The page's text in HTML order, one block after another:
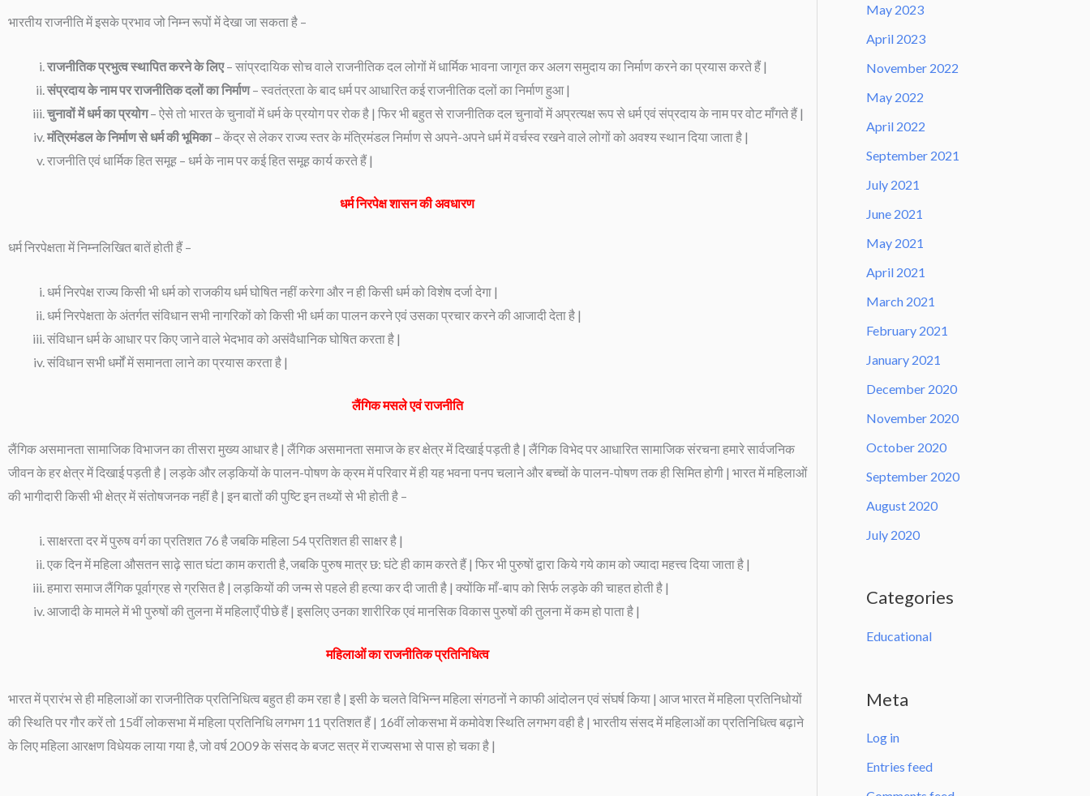
भारतीय राजनीति में इसके प्रभाव जो निम्न रूपों में देखा जा सकता है –
राजनीतिक प्रभुत्व स्थापित करने के लिए– सांप्रदायिक सोच वाले राजनीतिक दल लोगों में धार्मिक भावना जागृत कर अलग समुदाय का निर्माण करने का प्रयास करते हैं |
संप्रदाय के नाम पर राजनीतिक दलों का निर्माण– स्वतंत्रता के बाद धर्म पर आधारित कई राजनीतिक दलों का निर्माण हुआ |
चुनावों में धर्म का प्रयोग– ऐसे तो भारत के चुनावों में धर्म के प्रयोग पर रोक है | फिर भी बहुत से राजनीतिक दल चुनावों में अप्रत्यक्ष रूप से धर्म एवं संप्रदाय के नाम पर वोट माँगते हैं |
मंत्रिमंडल के निर्माण से धर्म की भूमिका– केंद्र से लेकर राज्य स्तर के मंत्रिमंडल निर्माण से अपने-अपने धर्म में वर्चस्व रखने वाले लोगों को अवश्य स्थान दिया जाता है |
राजनीति एवं धार्मिक हित समूह – धर्म के नाम पर कई हित समूह कार्य करते हैं |
धर्म निरपेक्ष शासन की अवधारण
धर्म निरपेक्षता में निम्नलिखित बातें होती हैं –
धर्म निरपेक्ष राज्य किसी भी धर्म को राजकीय धर्म घोषित नहीं करेगा और न ही किसी धर्म को विशेष दर्जा देगा |
धर्म निरपेक्षता के अंतर्गत संविधान सभी नागरिकों को किसी भी धर्म का पालन करने एवं उसका प्रचार करने की आजादी देता है |
संविधान धर्म के आधार पर किए जाने वाले भेदभाव को असंवैधानिक घोषित करता है |
संविधान सभी धर्मों में समानता लाने का प्रयास करता है |
लैंगिक मसले एवं राजनीति
लैंगिक असमानता सामाजिक विभाजन का तीसरा मुख्य आधार है | लैंगिक असमानता समाज के हर क्षेत्र में दिखाई पड़ती है | लैंगिक विभेद पर आधारित सामाजिक संरचना हमारे सार्वजनिक
जीवन के हर क्षेत्र में दिखाई पड़ती है | लड़के और लड़कियों के पालन-पोषण के क्रम में परिवार में ही यह भवना पनप चलाने और बच्चों के पालन-पोषण तक ही सिमित होगी | भारत में महिलाओं
की भागीदारी किसी भी क्षेत्र में संतोषजनक नहीं है | इन बातों की पुष्टि इन तथ्यों से भी होती है –
साक्षरता दर में पुरुष वर्ग का प्रतिशत 76 है जबकि महिला 54 प्रतिशत ही साक्षर है |
एक दिन में महिला औसतन साढ़े सात घंटा काम कराती है, जबकि पुरुष मात्र छ: घंटे ही काम करते हैं | फिर भी पुरुषों द्वारा किये गये काम को ज्यादा महत्त्व दिया जाता है |
हमारा समाज लैंगिक पूर्वाग्रह से ग्रसित है | लड़कियों की जन्म से पहले ही हत्या कर दी जाती है | क्योंकि माँ-बाप को सिर्फ लड़के की चाहत होती है |
आजादी के मामले में भी पुरुषों की तुलना में महिलाएँ पीछे हैं | इसलिए उनका शारीरिक एवं मानसिक विकास पुरुषों की तुलना में कम हो पाता है |
महिलाओं का राजनीतिक प्रतिनिधित्व
भारत में प्रारंभ से ही महिलाओं का राजनीतिक प्रतिनिधित्व बहुत ही कम रहा है | इसी के चलते विभिन्न महिला संगठनों ने काफी आंदोलन एवं संघर्ष किया | आज भारत में महिला प्रतिनिधोयों
की स्थिति पर गौर करें तो 15वीं लोकसभा में महिला प्रतिनिधि लगभग 11 प्रतिशत हैं | 16वीं लोकसभा में कमोवेश स्थिति लगभग वही है | भारतीय संसद में महिलाओं का प्रतिनिधित्व बढ़ाने
के लिए महिला आरक्षण विधेयक लाया गया है, जो वर्ष 2009 के संसद के बजट सत्र में राज्यसभा से पास हो चका है |
May 2023
April 2023
November 2022
May 2022
April 2022
September 2021
July 2021
June 2021
May 2021
April 2021
March 2021
February 2021
January 2021
December 2020
November 2020
October 2020
September 2020
August 2020
July 2020
Categories
Educational
Meta
Log in
Entries feed